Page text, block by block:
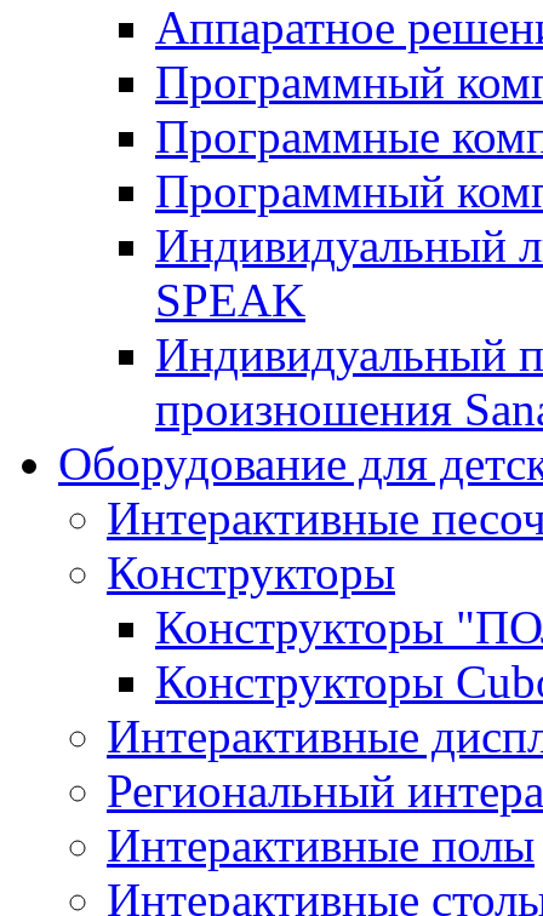
Аппаратное
Программный
Программные
Программный
Индивидуальный
SPEAK
Индивидуальный
произношения
Оборудование для
Интерактивные
Конструкторы
Конструкторы
Конструкторы
Интерактивные
Региональный
Интерактивные полы
Интерактивные